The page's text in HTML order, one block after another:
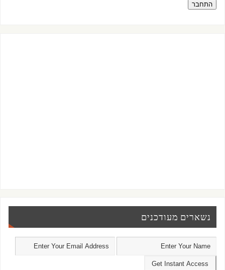
התחבר
נשארים מעודכנים